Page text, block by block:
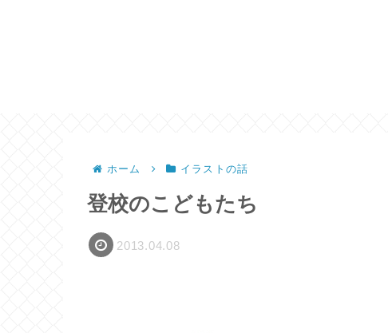
ホーム イラストの話
登校のこどもたち
2013.04.08